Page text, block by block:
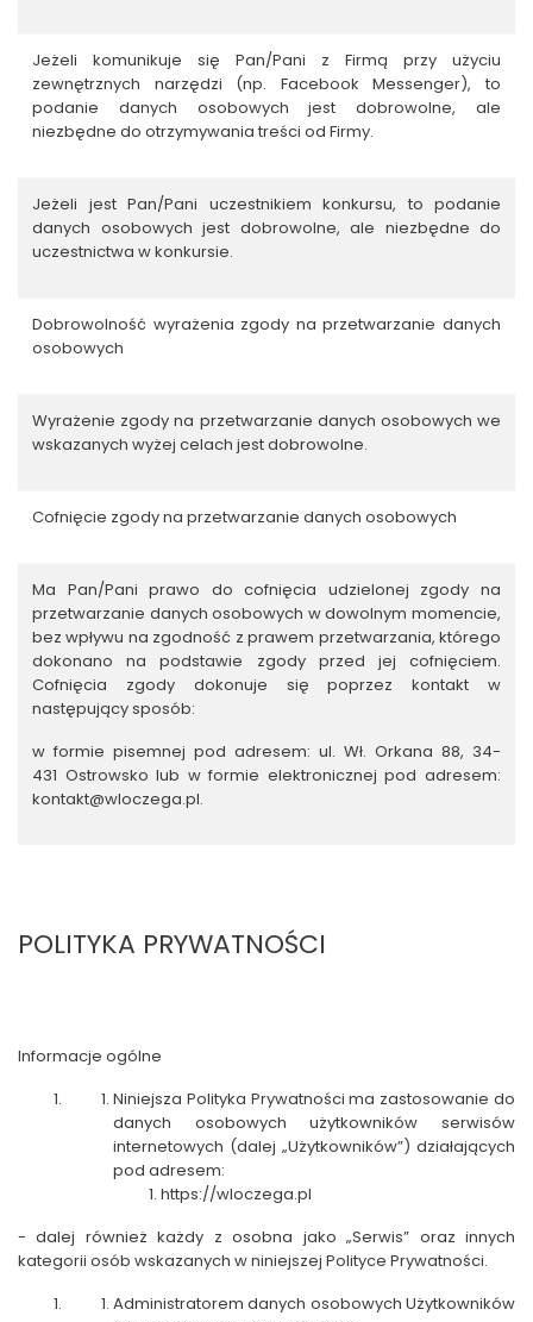
Jeżeli komunikuje się Pan/Pani z Firmą przy użyciu
zewnętrznych narzędzi (np. Facebook Messenger), to
podanie danych osobowych jest dobrowolne, ale
niezbędne do otrzymywania treści od Firmy.
Jeżeli jest Pan/Pani uczestnikiem konkursu, to podanie
danych osobowych jest dobrowolne, ale niezbędne do
uczestnictwa w konkursie.
Dobrowolność wyrażenia zgody na przetwarzanie danych
osobowych
Wyrażenie zgody na przetwarzanie danych osobowych we
wskazanych wyżej celach jest dobrowolne.
Cofnięcie zgody na przetwarzanie danych osobowych
Ma Pan/Pani prawo do cofnięcia udzielonej zgody na
przetwarzanie danych osobowych w dowolnym momencie,
bez wpływu na zgodność z prawem przetwarzania, którego
dokonano na podstawie zgody przed jej cofnięciem.
Cofnięcia zgody dokonuje się poprzez kontakt w
następujący sposób:
w formie pisemnej pod adresem: ul. Wł. Orkana 88, 34-
431 Ostrowsko lub w formie elektronicznej pod adresem:
kontakt@wloczega.pl.
POLITYKA PRYWATNOŚCI
Informacje ogólne
Niniejsza Polityka Prywatności ma zastosowanie do
danych osobowych użytkowników serwisów
internetowych (dalej „Użytkowników”) działających
pod adresem:
https://wloczega.pl
- dalej również każdy z osobna jako„Serwis” oraz innych
kategorii osób wskazanych w niniejszej Polityce Prywatności.
Administratorem danych osobowych Użytkowników